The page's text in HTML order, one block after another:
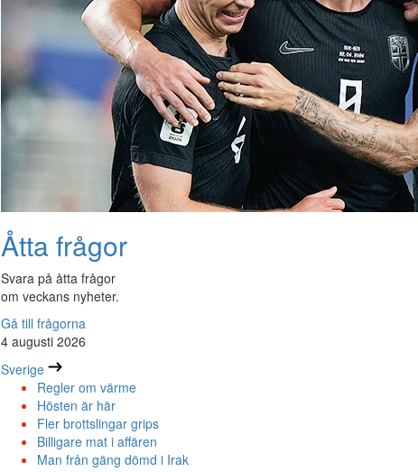
Åtta frågor
Svara på åtta frågor
om veckans nyheter.
Gå till frågorna
4 augusti 2026
Sverige
Regler om värme
Hösten är här
Fler brottslingar grips
Billigare mat i affären
Man från gäng dömd i Irak